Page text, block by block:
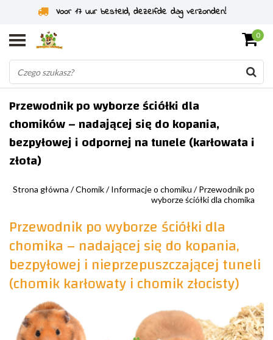
Voor 17 uur besteld, dezelfde dag verzonden!
0
Przewodnik po wyborze ściółki dla
chomików – nadającej się do kopania,
bezpyłowej i odpornej na tunele (karłowata i
złota)
Strona główna /Chomik/Informacje o chomiku /Przewodnik po
wyborze ściółki dla chomika
Przewodnik po wyborze ściółki dla
chomika – nadającej się do kopania,
bezpyłowej i nieprzepuszczającej tuneli
(chomik karłowaty i chomik złocisty)